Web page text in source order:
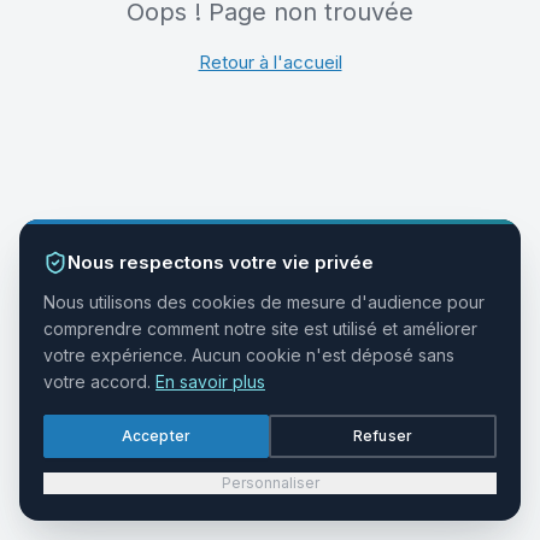
Oops ! Page non trouvée
Retour à l'accueil
Nous respectons votre vie privée
Nous utilisons des cookies de mesure d'audience pour
comprendre comment notre site est utilisé et améliorer
votre expérience. Aucun cookie n'est déposé sans
votre accord. En savoir plus
Accepter Refuser
Personnaliser